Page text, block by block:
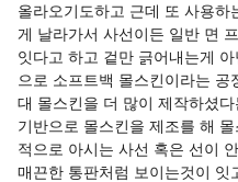
올라오기도하고 근데 또 사용
게 날라가서 사선이든 일반 면
잇다고 하고 겉만 긁어내는게
으로 소프트백 몰스킨이라는
대 몰스킨을 더 많이 제작하셨
기반으로 몰스킨을 제조를 해
적으로 아시는 사선 혹은 선이
매끈한 통판처럼 보이는것이